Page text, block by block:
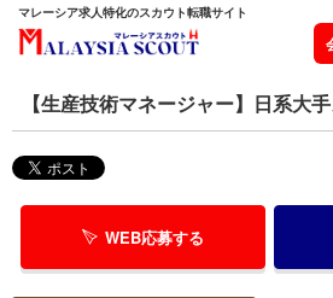
マレーシア求人特化のスカウト転職サイト
【生産技術マネージャー】日系大
WEB応募する